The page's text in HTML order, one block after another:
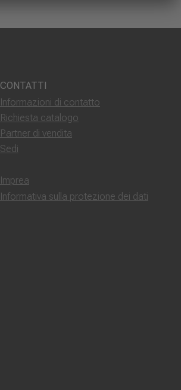
CONTATTI
Informazioni di contatto
Richiesta catalogo
Partner di vendita
Sedi
Imprea
Informativa sulla protezione dei dati